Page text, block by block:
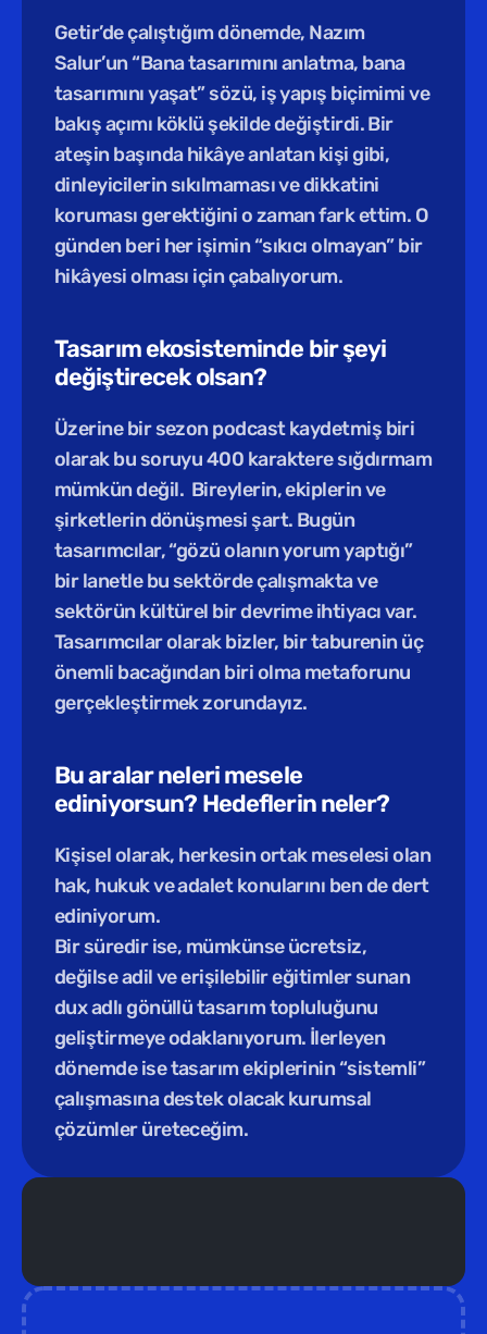
Getir’de çalıştığım dönemde, Nazım
Salur’un “Bana tasarımını anlatma, bana
tasarımını yaşat” sözü, iş yapış biçimimi ve
bakış açımı köklü şekilde değiştirdi. Bir
ateşin başında hikâye anlatan kişi gibi,
dinleyicilerin sıkılmaması ve dikkatini
koruması gerektiğini o zaman fark ettim. O
günden beri her işimin “sıkıcı olmayan” bir
hikâyesi olması için çabalıyorum.
Tasarım ekosisteminde bir şeyi
değiştirecek olsan?
Üzerine bir sezon podcast kaydetmiş biri
olarak bu soruyu 400 karaktere sığdırmam
mümkün değil.  Bireylerin, ekiplerin ve
şirketlerin dönüşmesi şart. Bugün
tasarımcılar, “gözü olanın yorum yaptığı”
bir lanetle bu sektörde çalışmakta ve
sektörün kültürel bir devrime ihtiyacı var.
Tasarımcılar olarak bizler, bir taburenin üç
önemli bacağından biri olma metaforunu
gerçekleştirmek zorundayız.
Bu aralar neleri mesele
ediniyorsun? Hedeflerin neler?
Kişisel olarak, herkesin ortak meselesi olan
hak, hukuk ve adalet konularını ben de dert
ediniyorum.
Bir süredir ise, mümkünse ücretsiz,
değilse adil ve erişilebilir eğitimler sunan
dux adlı gönüllü tasarım topluluğunu
geliştirmeye odaklanıyorum. İlerleyen
dönemde ise tasarım ekiplerinin “sistemli”
çalışmasına destek olacak kurumsal
çözümler üreteceğim.